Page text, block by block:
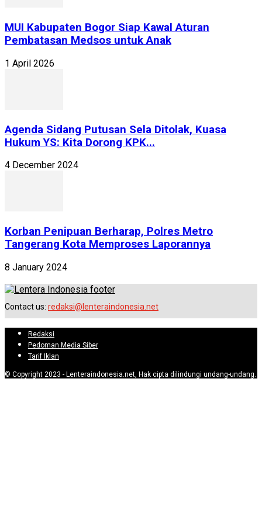
MUI Kabupaten Bogor Siap Kawal Aturan
Pembatasan Medsos untuk Anak
1 April 2026
Agenda Sidang Putusan Sela Ditolak, Kuasa
Hukum YS: Kita Dorong KPK...
4 December 2024
Korban Penipuan Berharap, Polres Metro
Tangerang Kota Memproses Laporannya
8 January 2024
Contact us: redaksi@lenteraindonesia.net
Redaksi
Pedoman Media Siber
Tarif Iklan
© Copyright 2023 - Lenteraindonesia.net, Hak cipta dilindungi undang-undang.